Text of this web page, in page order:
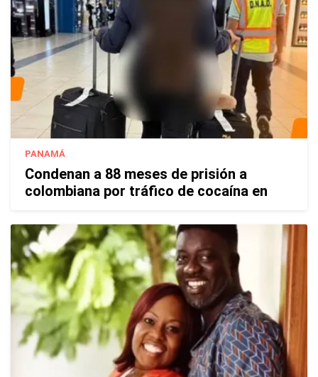
PANAMÁ
Condenan a 88 meses de prisión a
colombiana por tráfico de cocaína en